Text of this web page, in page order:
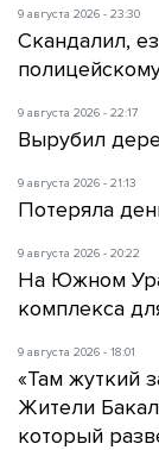
9 августа 2026 - 23:30
Скандалил,
9 августа 2026 - 22:17
Вырубил
9 августа 2026 - 21:13
Потеряла
9 августа 2026 - 20:22
На Южном
комплекса
9 августа 2026 - 18:01
«Там жуткий
Жители
который